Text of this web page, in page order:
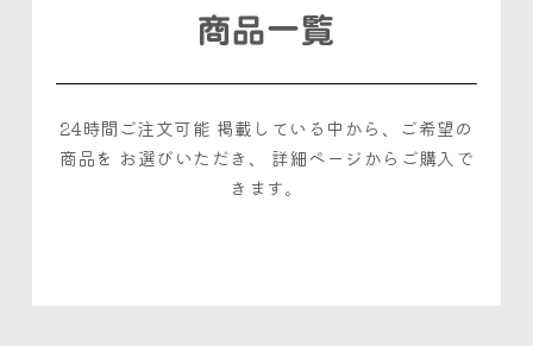
商品一覧
24時間ご注文可能 掲載している中から、ご希望の
商品を お選びいただき、
詳細ページからご購入で
きます。